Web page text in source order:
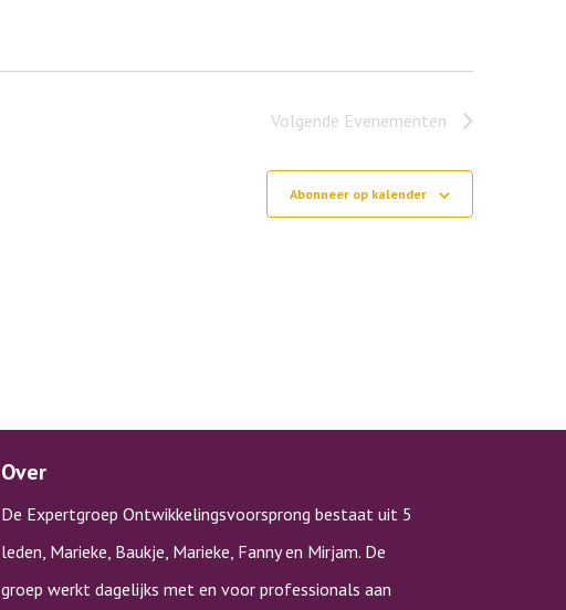
Volgende Evenementen
Abonneer op kalender
Over
De Expertgroep Ontwikkelingsvoorsprong bestaat uit 5
leden, Marieke, Baukje, Marieke, Fanny en Mirjam. De
groep werkt dagelijks met en voor professionals aan